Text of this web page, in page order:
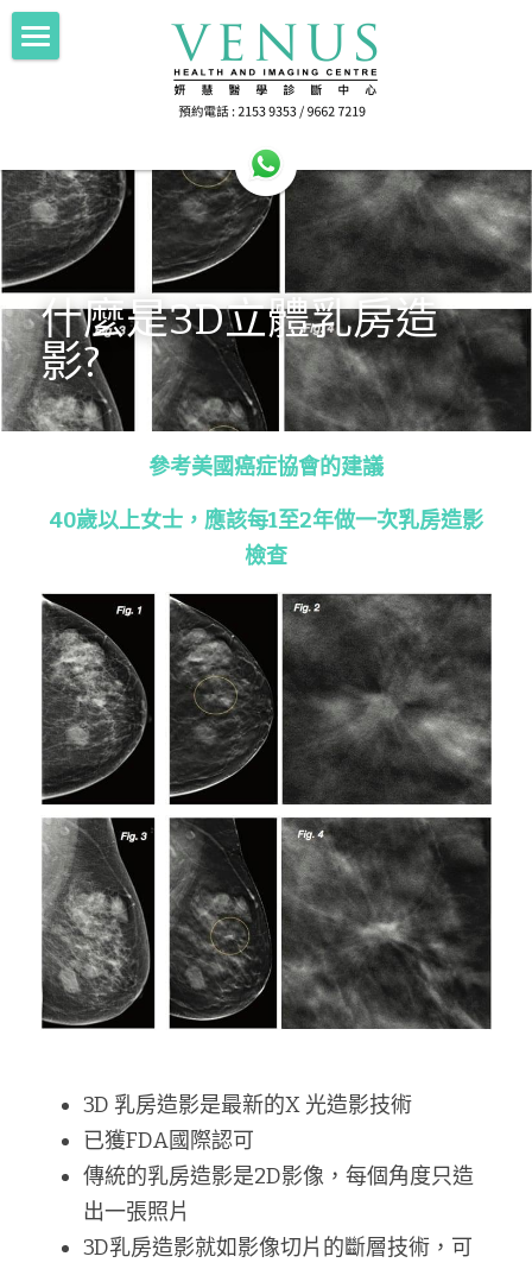
HA公立醫院轉介
HA公立醫院轉介
Scan for Hope 送暖計劃
Imaging 影像
電腦斷層掃描 256 Slice CT
磁力共振掃描 1.5T MRI
正電子電腦掃描 PET-CT
超聲波掃描 Ultrasound
乳房造影 Mammography
子宮輸卵管造影檢查 Hysterosalpingogram
骨質密度檢查 DEXA Bone Density
X光檢查 X Ray
FNA/Biopsy 抽取組織
抽取乳房組織 Breast Intervention
Doctor's Area 醫生專區
Health Info 健康資訊
Female screening 女士健康篩查
檢查前準備 Preparation
自我乳房檢查 Be your Breast Friend
Contact Us 聯絡我們
搜索
什麼是3D立體乳房造
影?
參考美國癌症協會的建議
40歲以上女士，應該每1至2年做一次乳房造影
檢查
3D 乳房造影是最新的X 光造影技術
已獲FDA國際認可
傳統的乳房造影是2D影像，每個角度只造
出一張照片
3D乳房造影就如影像切片的斷層技術，可